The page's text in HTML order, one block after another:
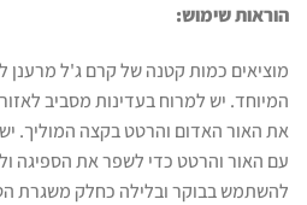
הוראות שימוש:
מוציאים כמות קטנה של קרם ג'ל מרענן
המיוחד. יש למרוח בעדינות מסביב
את האור האדום והרטט בקצה המוליך.
עם האור והרטט כדי לשפר את הספיגה
להשתמש בבוקר ובלילה כחלק משגרת